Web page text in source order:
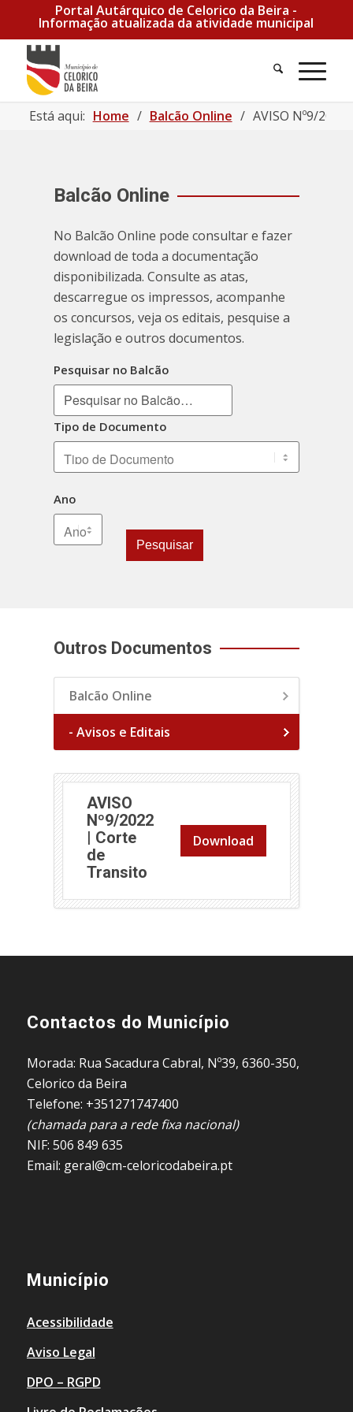
Portal Autárquico de Celorico da Beira -
Informação atualizada da atividade municipal
Está aqui: Home / Balcão Online / AVISO Nº9/
Balcão Online
No Balcão Online pode consultar e fazer
download de toda a documentação
disponibilizada. Consulte as atas,
descarregue os impressos, acompanhe
os concursos, veja os editais, pesquise a
legislação e outros documentos.
Pesquisar no Balcão
Tipo de Documento
Ano
Pesquisar
Outros Documentos
Balcão Online
- Avisos e Editais
AVISO
Nº9/2022
| Corte
de
Transito
Download
Contactos do Município
Morada: Rua Sacadura Cabral, Nº39, 6360-350,
Celorico da Beira
Telefone: +351271747400
(chamada para a rede fixa nacional)
NIF: 506 849 635
Email: geral@cm-celoricodabeira.pt
Município
Acessibilidade
Aviso Legal
DPO – RGPD